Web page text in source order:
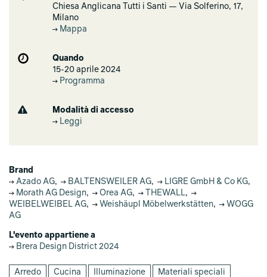
Chiesa Anglicana Tutti i Santi — Via Solferino, 17,
Milano
Mappa
Quando
15-20 aprile 2024
Programma
Modalità di accesso
Leggi
Brand
Azado AG, BALTENSWEILER AG, LIGRE GmbH & Co KG,
Morath AG Design​, Orea AG, THEWALL,
WEIBELWEIBEL AG, Weishäupl Möbelwerkstätten,
WOGG
AG
L'evento appartiene a
Brera Design District 2024
Arredo Cucina Illuminazione Materiali speciali